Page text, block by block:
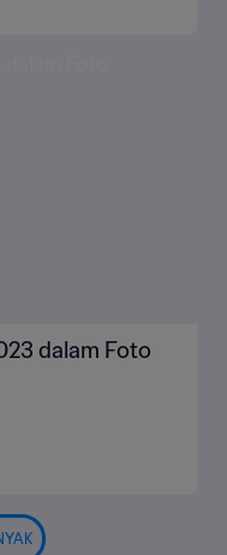
dalam Foto